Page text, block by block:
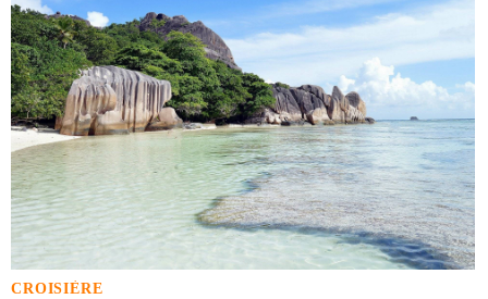
CROISIÈRE